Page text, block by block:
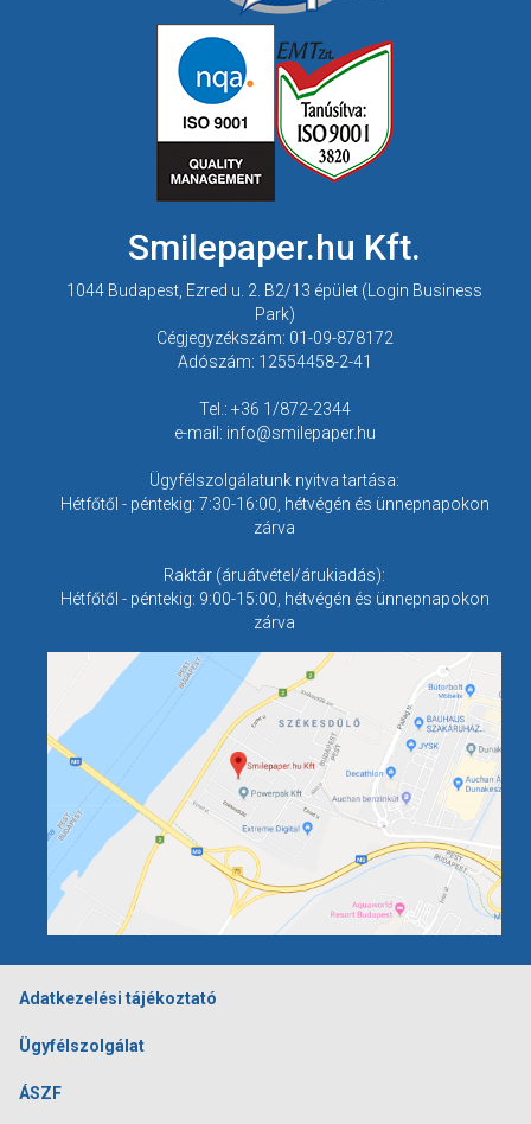
Smilepaper.hu Kft.
1044 Budapest, Ezred u. 2. B2/13 épület (Login Business
Park)
Cégjegyzékszám: 01-09-878172
Adószám: 12554458-2-41
Tel.: +36 1/872-2344
e-mail: info@smilepaper.hu
Ügyfélszolgálatunk nyitva tartása:
Hétfőtől - péntekig: 7:30-16:00, hétvégén és ünnepnapokon
zárva
Raktár (áruátvétel/árukiadás):
Hétfőtől - péntekig: 9:00-15:00, hétvégén és ünnepnapokon
zárva
Adatkezelési tájékoztató
Ügyfélszolgálat
ÁSZF